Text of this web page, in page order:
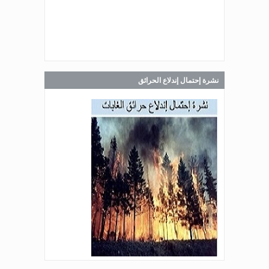
اللبناني البيان الآتي:
Jul 28, 2026
صدر عن دائرة الإعلام والعلاقات العامة
في المديرية العامة للدفاع المدني
اللبناني البيان الآتي:
Jul 27, 2026
صدر عن دائرة الإعلام والعلاقات العامة
في المديرية العامة للدفاع المدني
اللبناني البيان الآتي:
نشرة إحتمال إندلاع الحرائق